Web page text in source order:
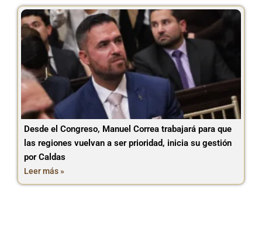
Desde el Congreso, Manuel Correa trabajará para que
las regiones vuelvan a ser prioridad, inicia su gestión
por Caldas
Leer más »